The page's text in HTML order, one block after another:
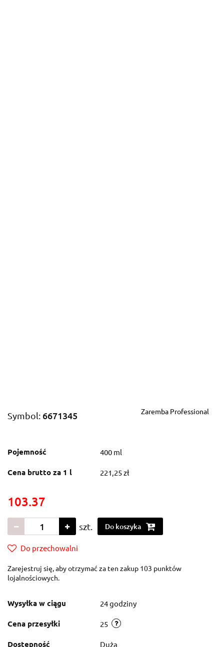
Symbol: 6671345 Zaremba Professional
Pojemność 400 ml
Cena brutto za 1 l 221,25 zł
103.37
szt. Do koszyka
Do przechowalni
Zarejestruj się, aby otrzymać za ten zakup 103 punktów
lojalnościowych.
Wysyłka w ciągu 24 godziny
Cena przesyłki 25
Dostępność Duża